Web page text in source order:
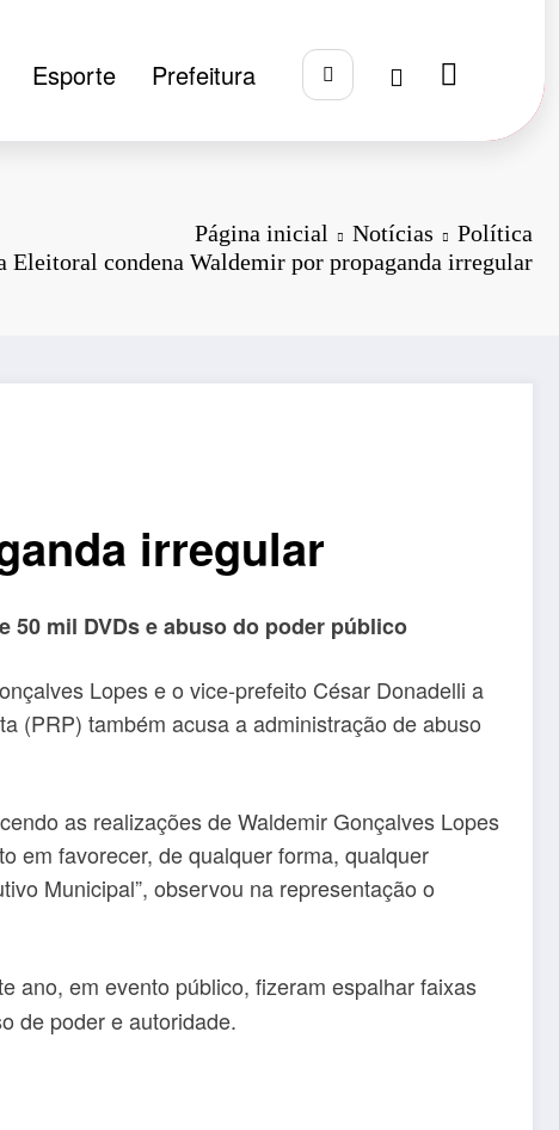
Esporte Prefeitura
Página inicial Notícias
Política
Eleitoral condena Waldemir por propaganda irregular
irregular
50 mil DVDs e abuso do poder público
Lopes e o vice-prefeito César Donadelli a
(PRP) também acusa a administração de abuso
as realizações de Waldemir Gonçalves Lopes
em favorecer, de qualquer forma, qualquer
Municipal”, observou na representação o
ano, em evento público, fizeram espalhar faixas
de poder e autoridade.